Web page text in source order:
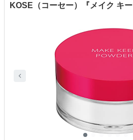
KOSE（コーセー）『メイク キー